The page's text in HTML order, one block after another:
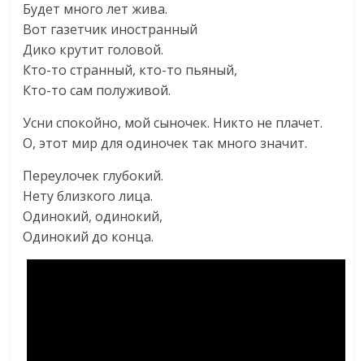
Будет много лет жива.
Вот газетчик иностранный
Дико крутит головой.
Кто-то странный, кто-то пьяный,
Кто-то сам полуживой.
Усни спокойно, мой сыночек. Никто не плачет.
О, этот мир для одиночек так много значит.
Переулочек глубокий.
Нету близкого лица.
Одинокий, одинокий,
Одинокий до конца.